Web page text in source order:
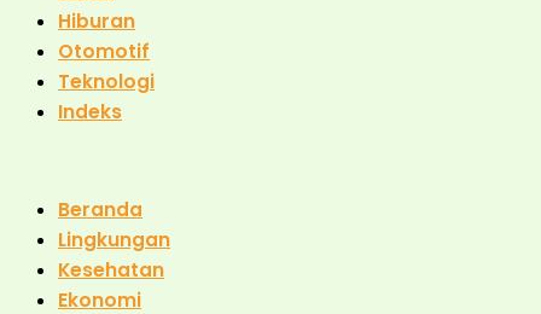
Hiburan
Otomotif
Teknologi
Indeks
Beranda
Lingkungan
Kesehatan
Ekonomi